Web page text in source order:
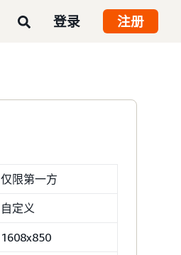
登录 注册
仅限第一方
自定义
1608x850